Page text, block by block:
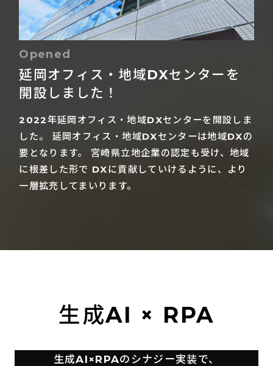
Opened
延岡オフィス・地域DXセンターを
開設しました！
2022年延岡オフィス・地域DXセンターを開設しま
した。
延岡オフィス・地域DXセンターは地域DXの
要となります。
宮崎県立地企業の認定も受け、地域
に根差した形で DXに貢献していけるように、より
一層拡充してまいります。
生成AI × RPA
生成AI×RPAのシナジー実装で、